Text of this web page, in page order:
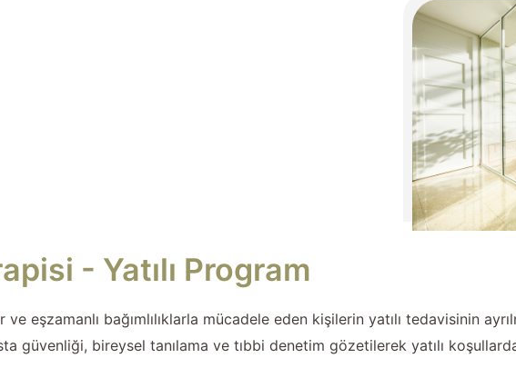
- Yatılı Program
bağımlılıklarla mücadele eden kişilerin yatılı tedavisinin
güvenliği, bireysel tanılama ve tıbbi denetim gözetilerek yatılı